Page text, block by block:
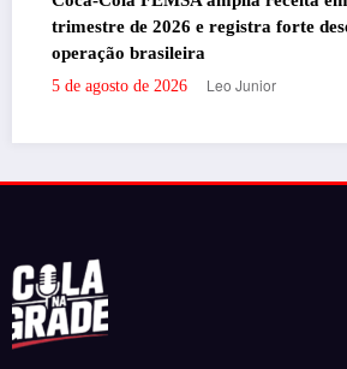
trimestre de 2026 e registra forte
operação brasileira
5 de agosto de 2026 Leo Junior